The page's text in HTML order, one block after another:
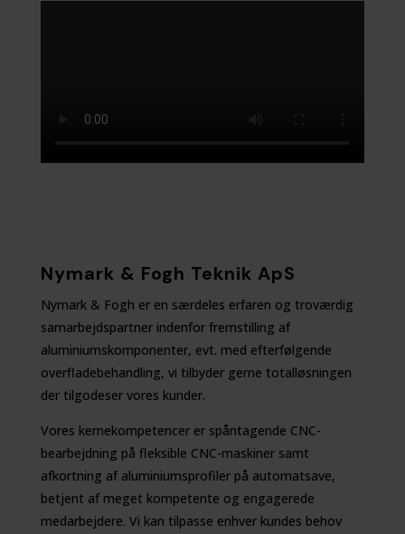
Nymark & Fogh Teknik ApS
Nymark & Fogh er en særdeles erfaren og troværdig
samarbejdspartner indenfor fremstilling af
aluminiumskomponenter, evt. med efterfølgende
overfladebehandling, vi tilbyder gerne totalløsningen
der tilgodeser vores kunder.
Vores kernekompetencer er spåntagende CNC-
bearbejdning på fleksible CNC-maskiner samt
afkortning af aluminiumsprofiler på automatsave,
betjent af meget kompetente og engagerede
medarbejdere. Vi kan tilpasse enhver kundes behov